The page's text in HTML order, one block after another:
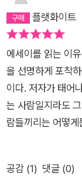
다고 말하지만 바
도시를 살아가는
리에게 고통을 안
기하길 망설인다
에게 이렇게 말한
이상 그녀는 영영
한 척하면서도 친
엄마를 향한 ‘사나
고 거기에서 만난
에서 느슨하게 거
히 묵묵히, 끊임없
격자로서, 대화는
그렇지 않더라도.” -215쪽 나는 이 고립과
타자의 부재가 만
될 것이다. 그러니
없었다. 잃어버린
로 족적을 남기며,
는” 자기 내면의
영혼을 정련해주는
목적을 가지고 분
다. 나만 괴로운 게
채워지는 삶을 긴
신, 스쳐간 누군가
어나지 않은 딸’
해 걷고 있다. 저널
년 미국을 상상해
과 놀랍게도 유사
‘다음 순간next
시콜콜 잡담하며
정적인 쪽으로 기
든 우린 영원히 컵
다. 상실. 실패, 패
그러고 있다. 어쩔
건 우리가 느끼는
은 결국 삶을 살아
말해주듯 두 사람
볼수 있다. 어느 날
나는 판단하기 좋
야. 절대적인 것들.
사람이 참 어른
대의 마지막 날 나
느 날 아침 황폐
없었다. 바뀐 것도
다. 몇 주 전만 해
저 남자는 누구지
게 생각했다. 그런
플랫화이트
에세이를 읽는 이
을 선명하게 포착
이다. 저자가 태어
는 사람일지라도
람들끼리는 어떻
몽상으로 세월 흘
공감 (1) 댓글 (0)